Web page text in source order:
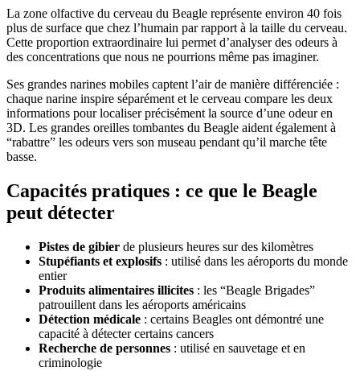
La zone olfactive du cerveau du Beagle représente environ 40 fois
plus de surface que chez l’humain par rapport à la taille du cerveau.
Cette proportion extraordinaire lui permet d’analyser des odeurs à
des concentrations que nous ne pourrions même pas imaginer.
Ses grandes narines mobiles captent l’air de manière différenciée :
chaque narine inspire séparément et le cerveau compare les deux
informations pour localiser précisément la source d’une odeur en
3D. Les grandes oreilles tombantes du Beagle aident également à
“rabattre” les odeurs vers son museau pendant qu’il marche tête
basse.
Capacités pratiques : ce que le Beagle
peut détecter
Pistes de gibier de plusieurs heures sur des kilomètres
Stupéfiants et explosifs : utilisé dans les aéroports du monde
entier
Produits alimentaires illicites : les “Beagle Brigades”
patrouillent dans les aéroports américains
Détection médicale : certains Beagles ont démontré une
capacité à détecter certains cancers
Recherche de personnes : utilisé en sauvetage et en
criminologie